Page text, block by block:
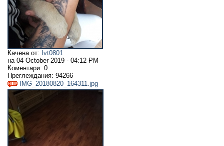
Качена от: Ivt0801
на 04 October 2019 - 04:12 PM
Коментари: 0
Преглеждания: 94266
IMG_20180820_164311.jpg